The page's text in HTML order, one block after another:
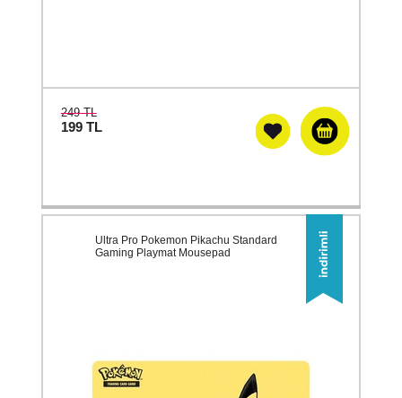
249 TL
199 TL
Ultra Pro Pokemon Pikachu Standard
Gaming Playmat Mousepad